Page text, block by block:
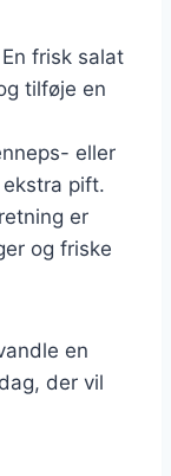
frisk salat
tilføje en
eller
pift.
er
og friske
en
der vil